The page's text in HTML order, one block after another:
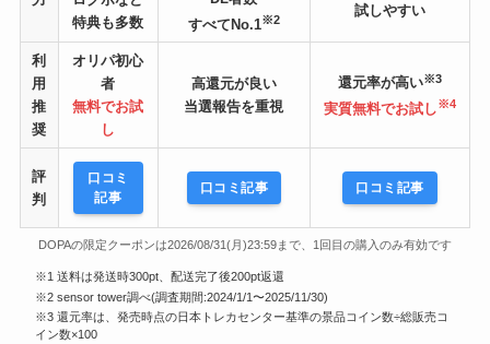
特典も多数
すべてNo.1※2 試しやすい
利
用
推
奨
オリパ初心
者
無料でお試
し
高還元が良い
当選報告を重視
還元率が高い※3
実質無料でお試し※4
評
判
口コミ
記事
口コミ記事 口コミ記事
DOPAの限定クーポンは2026/08/31(月)23:59まで、1回目の購入のみ有効です
※1 送料は発送時300pt、配送完了後200pt返還
※2 sensor tower調べ(調査期間:2024/1/1〜2025/11/30)
※3 還元率は、発売時点の日本トレカセンター基準の景品コイン数÷総販売コ
イン数×100